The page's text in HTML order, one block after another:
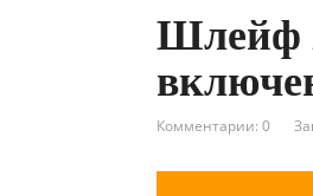
Шлейф
Комментарии: 0